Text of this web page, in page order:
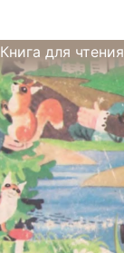
Книга для чтения